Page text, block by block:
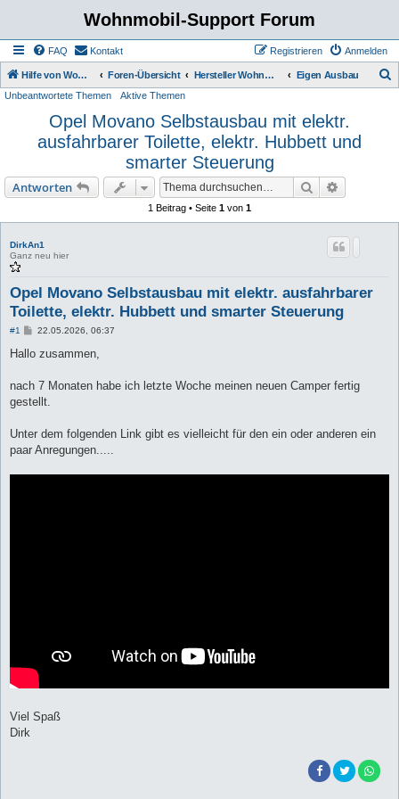
Wohnmobil-Support Forum
FAQ Kontakt Anmelden
Registrieren
Hilfe von Womo Fans für Womo Besitzer Foren-Übersicht Hersteller Wohnmobile Caravan Eigen Ausbau
Unbeantwortete Themen Aktive Themen
Opel Movano Selbstausbau mit elektr.
ausfahrbarer Toilette, elektr. Hubbett und
smarter Steuerung
Antworten Suche
1 Beitrag • Seite 1 von 1
DirkAn1
Ganz neu hier
Opel Movano Selbstausbau mit elektr. ausfahrbarer
Toilette, elektr. Hubbett und smarter Steuerung
#1
B
i
a
22.05.2026, 06:37
Hallo zusammen,
nach 7 Monaten habe ich letzte Woche meinen neuen Camper fertig
gestellt.
Unter dem folgenden Link gibt es vielleicht für den ein oder anderen ein
paar Anregungen.....
Viel Spaß
Dirk